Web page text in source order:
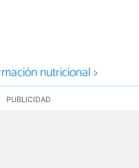
nutricional >